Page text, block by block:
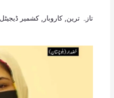
تازہ ترین کاروبار کشمیر ڈیجیٹل